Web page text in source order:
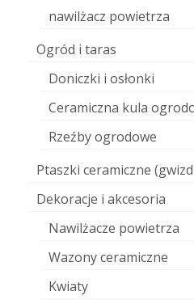
nawilżacz powietrza
Ogród i taras
Doniczki i osłonki
Ceramiczna kula
Rzeźby ogrodowe
Ptaszki ceramiczne
Dekoracje i akcesoria
Nawilżacze powietrza
Wazony ceramiczne
Kwiaty